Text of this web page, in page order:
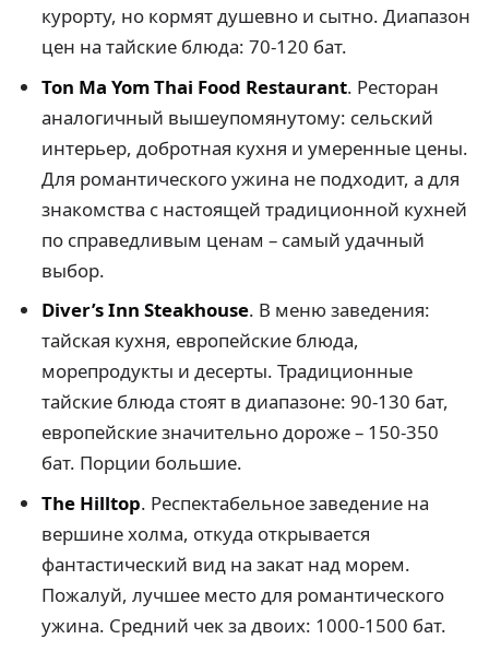
курорту, но кормят душевно и сытно. Диапазон
цен на тайские блюда: 70-120 бат.
Ton Ma Yom Thai Food Restaurant. Ресторан
аналогичный вышеупомянутому: сельский
интерьер, добротная кухня и умеренные цены.
Для романтического ужина не подходит, а для
знакомства с настоящей традиционной кухней
по справедливым ценам – самый удачный
выбор.
Diver’s Inn Steakhouse. В меню заведения:
тайская кухня, европейские блюда,
морепродукты и десерты. Традиционные
тайские блюда стоят в диапазоне: 90-130 бат,
европейские значительно дороже – 150-350
бат. Порции большие.
The Hilltop. Респектабельное заведение на
вершине холма, откуда открывается
фантастический вид на закат над морем.
Пожалуй, лучшее место для романтического
ужина. Средний чек за двоих: 1000-1500 бат.